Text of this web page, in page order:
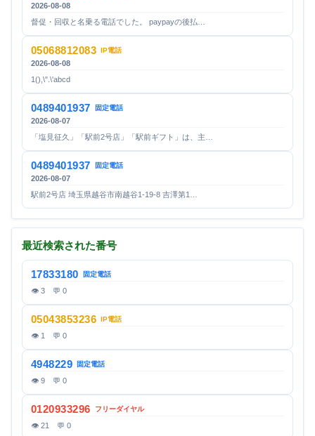
2026-08-08
督促・回収と名乗る電話でした。 paypayの後払…
05068812083 IP電話
2026-08-08
1(),\".\'abcd
0489401937 固定電話
2026-08-07
「塩見征久」「駅前2号店」「駅前ギフト」は、主…
0489401937 固定電話
2026-08-07
駅前2号店 埼玉県越谷市南越谷1-19-8 吉澤第1…
最近検索された番号
17833180 固定電話
👁 3 💬 0
05043853236 IP電話
👁 1 💬 0
4948229 固定電話
👁 9 💬 0
0120933296 フリーダイヤル
👁 21 💬 0